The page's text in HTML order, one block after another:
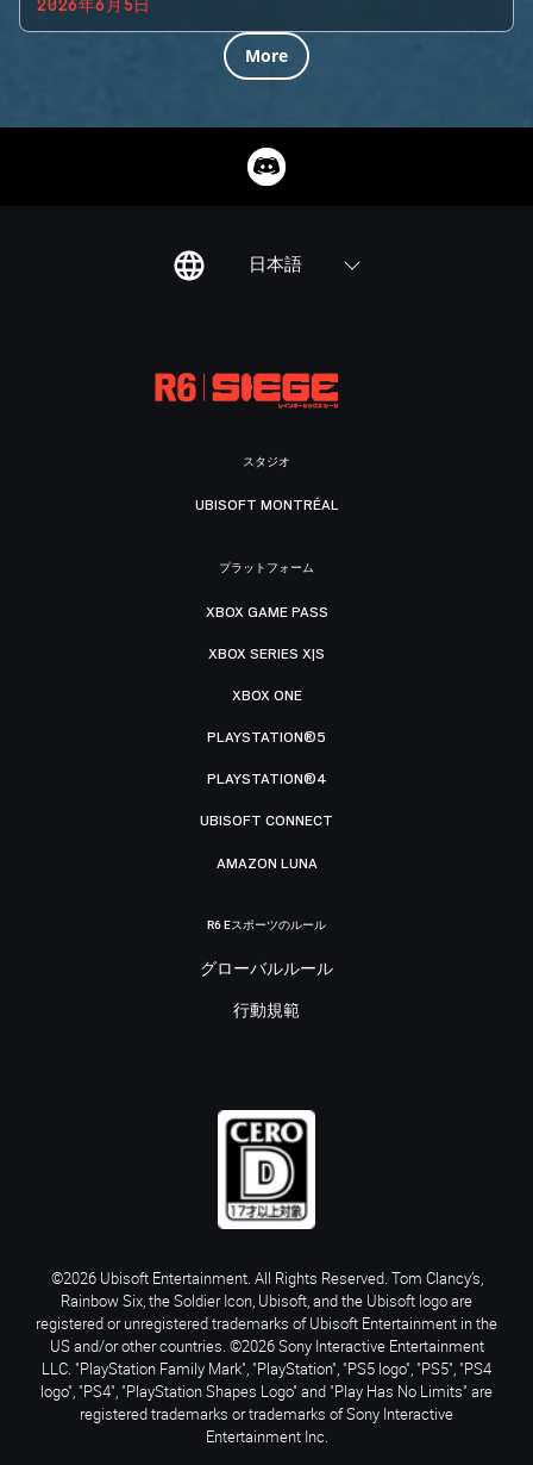
2026年6月5日
More
日本語
スタジオ
UBISOFT MONTRÉAL
プラットフォーム
XBOX GAME PASS
XBOX SERIES X|S
XBOX ONE
PLAYSTATION®5
PLAYSTATION®4
UBISOFT CONNECT
AMAZON LUNA
R6 Eスポーツのルール
グローバルルール
行動規範
©2026 Ubisoft Entertainment. All Rights Reserved. Tom Clancy’s,
Rainbow Six, the Soldier Icon, Ubisoft, and the Ubisoft logo are
registered or unregistered trademarks of Ubisoft Entertainment in the
US and/or other countries. ©2026 Sony Interactive Entertainment
LLC. "PlayStation Family Mark", "PlayStation", "PS5 logo", "PS5", "PS4
logo", "PS4", "PlayStation Shapes Logo" and "Play Has No Limits" are
registered trademarks or trademarks of Sony Interactive
Entertainment Inc.